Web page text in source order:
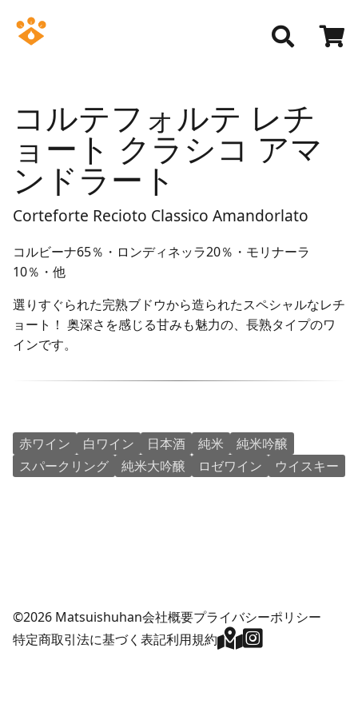
コルテフォルテ レチ
ョート クラシコ アマ
ンドラート
Corteforte Recioto Classico Amandorlato
コルビーナ65％・ロンディネッラ20％・モリナーラ
10％・他
選りすぐられた完熟ブドウから造られたスペシャルなレチ
ョート！ 奥深さを感じる甘みも魅力の、長熟タイプのワ
インです。
赤ワイン 白ワイン 日本酒 純米
純米吟醸
スパークリング
純米大吟醸 ロゼワイン ウイスキー
©2026 Matsuishuhan会社概要プライバシーポリシー
特定商取引法に基づく表記利用規約